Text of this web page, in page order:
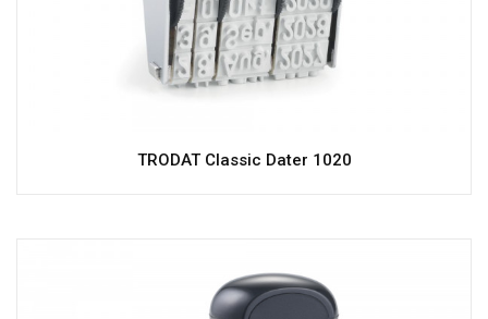
TRODAT Classic Dater 1020